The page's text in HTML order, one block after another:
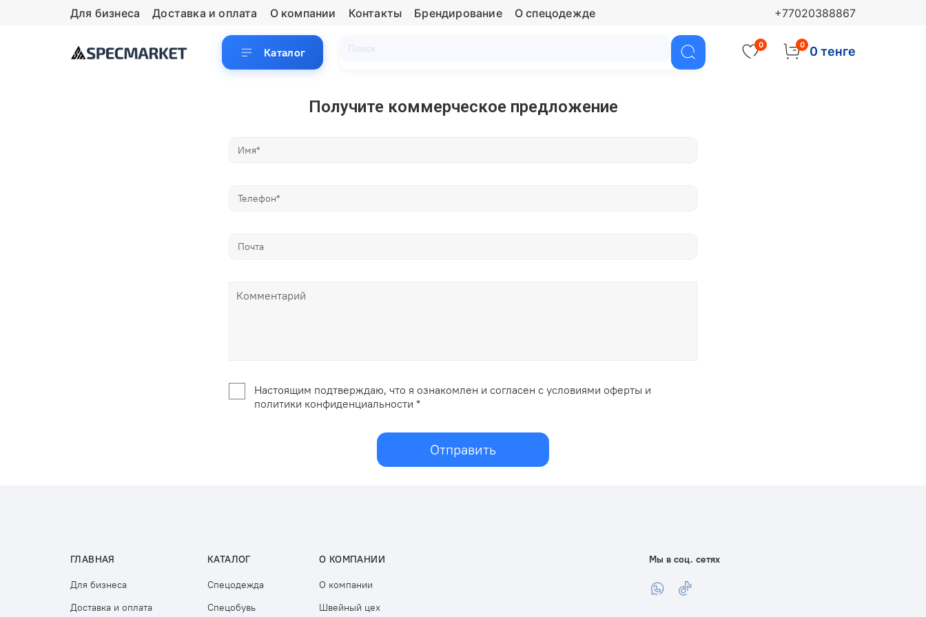
Для бизнеса Доставка и оплата О компании Контакты Брендирование О спецодежде +77020388867
Каталог
0 0 0 тенге
Получите коммерческое предложение
Настоящим подтверждаю, что я ознакомлен и согласен с условиями оферты и
политики конфиденциальности *
Отправить
ГЛАВНАЯ
Для бизнеса
Доставка и оплата
КАТАЛОГ
Спецодежда
Спецобувь
О КОМПАНИИ
О компании
Швейный цех
Мы в соц. сетях